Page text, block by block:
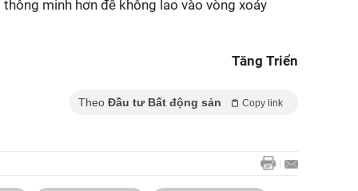
minh hơn để không lao vào vòng xoáy
Tăng Triển
Theo Đầu tư Bất động sản Copy link